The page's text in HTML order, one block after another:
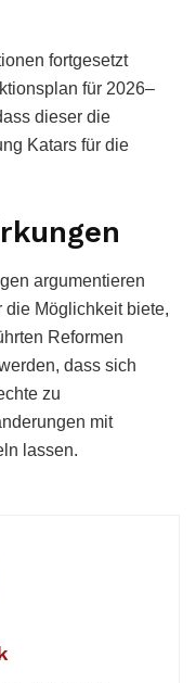
fortgesetzt
für 2026–
dieser die
Katars für die
argumentieren
die Möglichkeit biete,
Reformen
dass sich
zu
mit
lassen.